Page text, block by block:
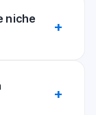
niche